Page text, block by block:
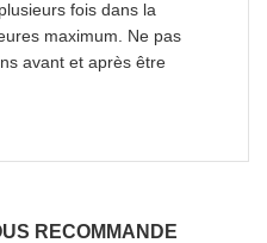
plusieurs fois dans la
maximum. Ne pas
avant et après être
RECOMMANDE